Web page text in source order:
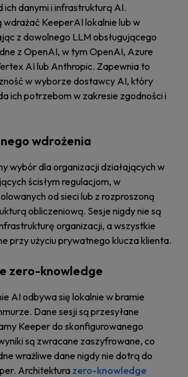
ich danymi i infrastrukturą AI.
KeeperAI lokalnie lub w
z dowolnego LLM obsługującego
z OpenAI, w tym OpenAI, Azure
AI lub Anthropic. Zapewnia to
w wyborze dostawcy AI, który
ich potrzebom w zakresie zgodności i
wdrożenia
wybór dla organizacji działających w
ścisłym regulacjom, w
od sieci lub z rozproszoną
obliczeniową. Sesje nigdy nie są
organizacji, a wszystkie
przy użyciu prywatnego klucza klienta.
zero-knowledge
AI odbywa się lokalnie w bramie
Dane sesji są przesyłane
Keeper do skonfigurowanego
są zwracane zaszyfrowane, co
wrażliwe dane nigdy nie dotrą do
Architektura zero-knowledge